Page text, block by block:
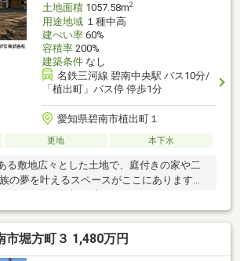
土地面積1057.58m2
用途地域１種中高
建ぺい率60%
容積率200%
建築条件なし
名鉄三河線 碧南中央駅 バス10分/
「植出町」バス停 停歩1分
愛知県碧南市植出町１
更地 本下水
る敷地広々とした土地で、庭付きの家や二
の夢を叶えるスペースがここにあります。
の住まいを自由にプランニングハウスメー
選択可能。あなたのこだわりをそのままカ
業施設充実！暮らしやすいロケーションコ
ラッグストアが徒歩圏内！毎日の生活が快
です。●大通り沿いで車アクセス良好主要
市堀方町３ 1,480万円